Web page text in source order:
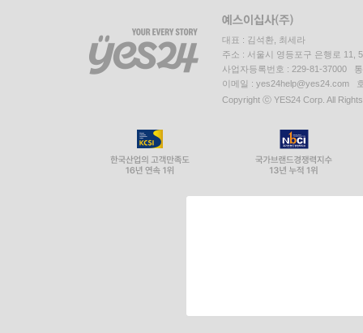
대표 : 김석환, 최세라
주소 : 서울시 영등포구 은행로 11,
사업자등록번호 : 229-81-37000
이메일 : yes24help@yes24.com
Copyright ⓒ YES24 Corp. All